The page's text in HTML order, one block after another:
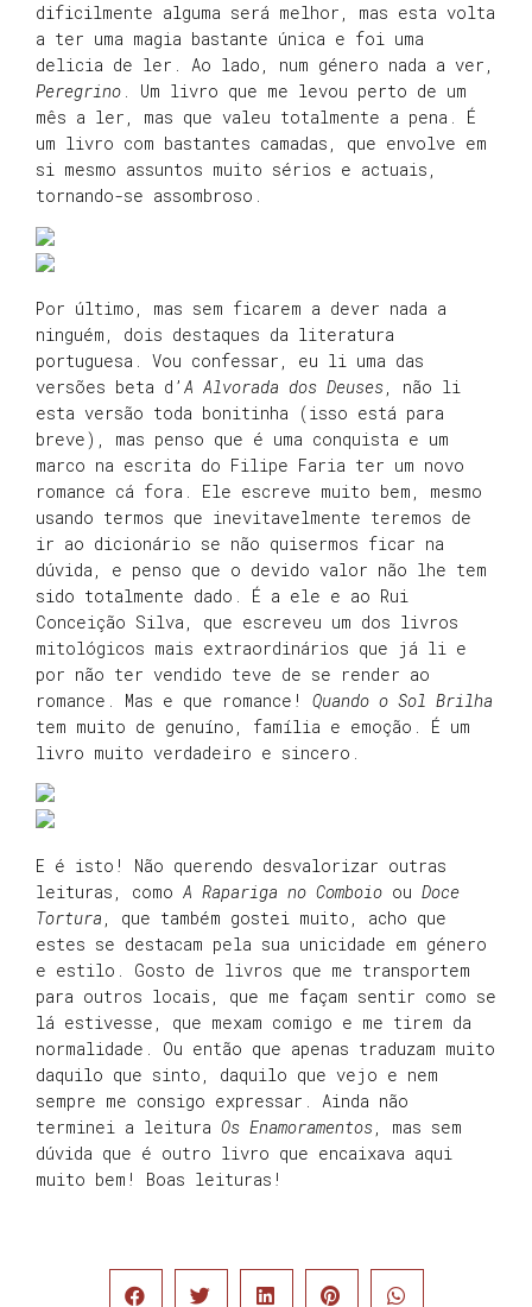
dificilmente alguma será melhor, mas esta volta
a ter uma magia bastante única e foi uma
delicia de ler. Ao lado, num género nada a ver,
Peregrino . Um livro que me levou perto de um
mês a ler, mas que valeu totalmente a pena. É
um livro com bastantes camadas, que envolve em
si mesmo assuntos muito sérios e actuais,
tornando-se assombroso.
Por último, mas sem ficarem a dever nada a
ninguém, dois destaques da literatura
portuguesa. Vou confessar, eu li uma das
versões beta d’ A Alvorada dos Deuses , não li
esta versão toda bonitinha (isso está para
breve), mas penso que é uma conquista e um
marco na escrita do Filipe Faria ter um novo
romance cá fora. Ele escreve muito bem, mesmo
usando termos que inevitavelmente teremos de
ir ao dicionário se não quisermos ficar na
dúvida, e penso que o devido valor não lhe tem
sido totalmente dado. É a ele e ao Rui
Conceição Silva, que escreveu um dos livros
mitológicos mais extraordinários que já li e
por não ter vendido teve de se render ao
romance. Mas e que romance! Quando o Sol Brilha
tem muito de genuíno, família e emoção. É um
livro muito verdadeiro e sincero.
E é isto! Não querendo desvalorizar outras
leituras, como A Rapariga no Comboio ou Doce
Tortura , que também gostei muito, acho que
estes se destacam pela sua unicidade em género
e estilo. Gosto de livros que me transportem
para outros locais, que me façam sentir como se
lá estivesse, que mexam comigo e me tirem da
normalidade. Ou então que apenas traduzam muito
daquilo que sinto, daquilo que vejo e nem
sempre me consigo expressar. Ainda não
terminei a leitura Os Enamoramentos , mas sem
dúvida que é outro livro que encaixava aqui
muito bem! Boas leituras!